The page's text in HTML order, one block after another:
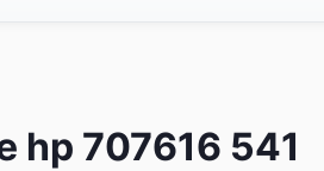
hp 707616 541